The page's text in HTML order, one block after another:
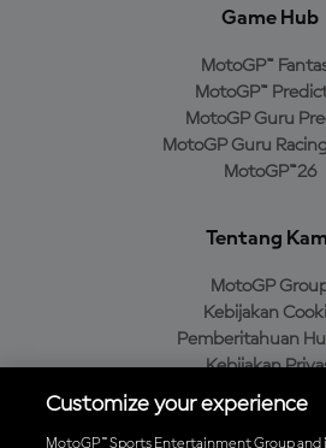
Game Hub
MotoGP™
MotoGP™
MotoGP Guru
MotoGP Guru
MotoGP™26
Tentang
MotoGP
Kebijakan
Pemberitahuan
Kebijakan
Kebijakan
Customize your experience
MotoGP™ Sports Entertainment Group and